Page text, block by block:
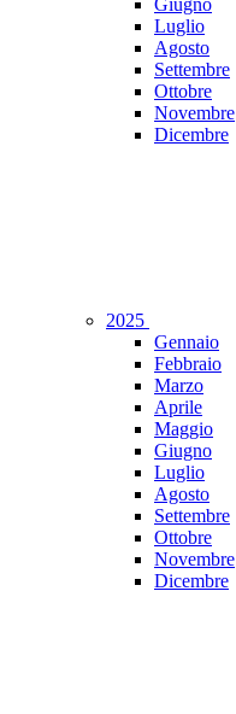
Giugno
Luglio
Agosto
Settembre
Ottobre
Novembre
Dicembre
2025
Gennaio
Febbraio
Marzo
Aprile
Maggio
Giugno
Luglio
Agosto
Settembre
Ottobre
Novembre
Dicembre